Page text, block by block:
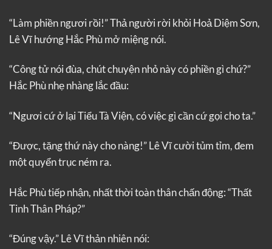
“Làm phiền ngươi rồi!” Thả người rời khỏi Hoả Diệm Sơn,
Lê Vĩ hướng Hắc Phù mở miệng nói.
“Công tử nói đùa, chút chuyện nhỏ này có phiền gì chứ?”
Hắc Phù nhẹ nhàng lắc đầu:
“Ngươi cứ ở lại Tiểu Tà Viện, có việc gì cần cứ gọi cho ta.”
“Được, tặng thứ này cho nàng!” Lê Vĩ cười tủm tỉm, đem
một quyển trục ném ra.
Hắc Phù tiếp nhận, nhất thời toàn thân chấn động: “Thất
Tinh Thân Pháp?”
“Đúng vậy.” Lê Vĩ thản nhiên nói: